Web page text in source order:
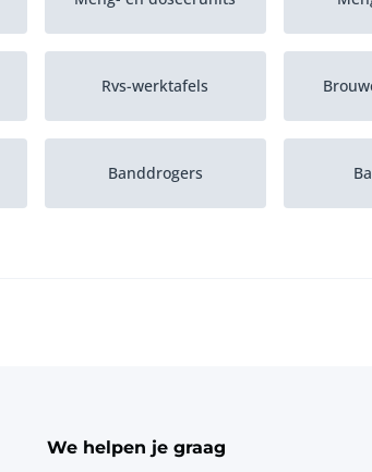
Rvs-werktafels
Banddrogers
We helpen je graag